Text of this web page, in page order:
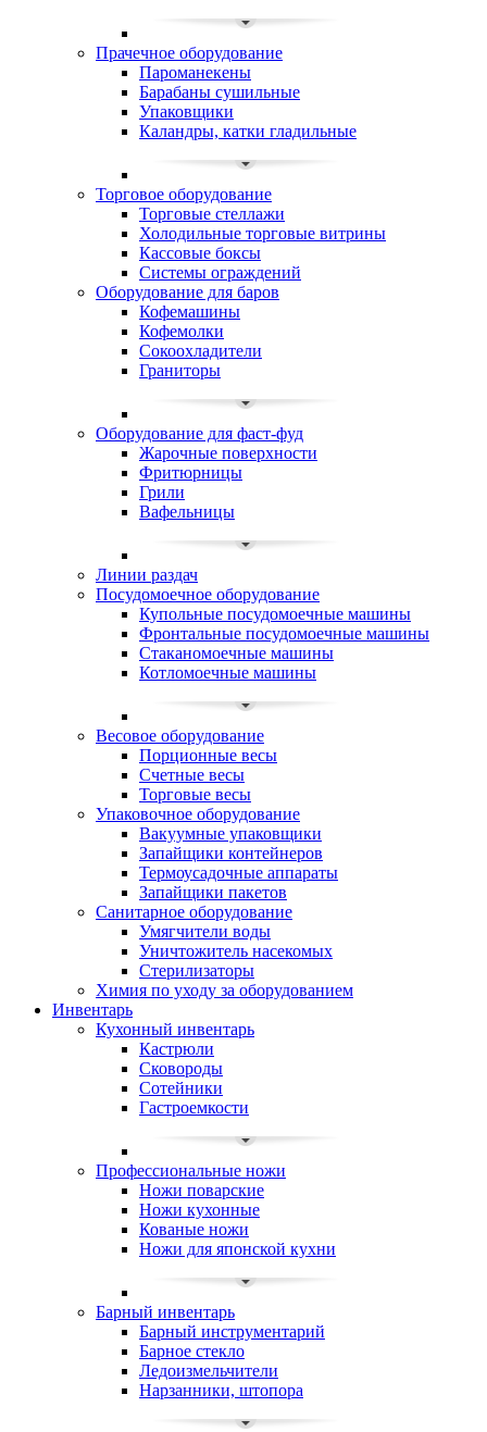
Прачечное оборудование
Пароманекены
Барабаны сушильные
Упаковщики
Каландры, катки гладильные
Торговое оборудование
Торговые стеллажи
Холодильные торговые витрины
Кассовые боксы
Системы ограждений
Оборудование для баров
Кофемашины
Кофемолки
Сокоохладители
Граниторы
Оборудование для фаст-фуд
Жарочные поверхности
Фритюрницы
Грили
Вафельницы
Линии раздач
Посудомоечное оборудование
Купольные посудомоечные машины
Фронтальные посудомоечные машины
Стаканомоечные машины
Котломоечные машины
Весовое оборудование
Порционные весы
Счетные весы
Торговые весы
Упаковочное оборудование
Вакуумные упаковщики
Запайщики контейнеров
Термоусадочные аппараты
Запайщики пакетов
Санитарное оборудование
Умягчители воды
Уничтожитель насекомых
Стерилизаторы
Химия по уходу за оборудованием
Инвентарь
Кухонный инвентарь
Кастрюли
Сковороды
Сотейники
Гастроемкости
Профессиональные ножи
Ножи поварские
Ножи кухонные
Кованые ножи
Ножи для японской кухни
Барный инвентарь
Барный инструментарий
Барное стекло
Ледоизмельчители
Нарзанники, штопора